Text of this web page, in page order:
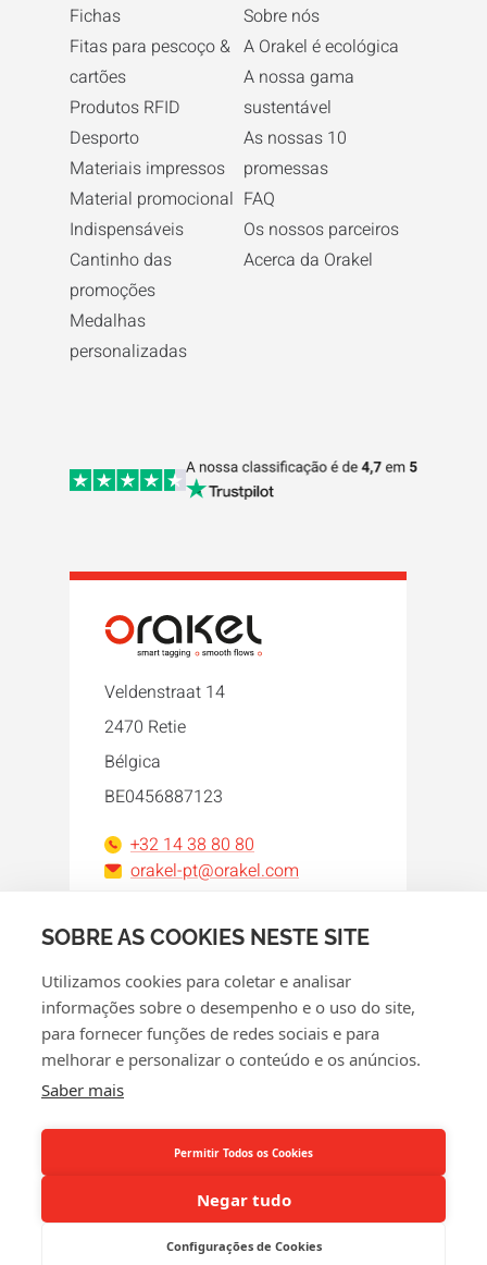
SOBRE AS COOKIES NESTE SITE
Utilizamos cookies para coletar e analisar
informações sobre o desempenho e o uso do site,
para fornecer funções de redes sociais e para
melhorar e personalizar o conteúdo e os anúncios.
Saber mais
Permitir Todos os Cookies
Negar tudo
Configurações de Cookies
Fichas
Fitas para pescoço &
cartões
Produtos RFID
Desporto
Materiais impressos
Material promocional
Indispensáveis
Cantinho das
promoções
Medalhas
personalizadas
Sobre nós
A Orakel é ecológica
A nossa gama
sustentável
As nossas 10
promessas
FAQ
Os nossos parceiros
Acerca da Orakel
Veldenstraat 14
2470 Retie
Bélgica
BE0456887123
+32 14 38 80 80
orakel-pt@orakel.com
Facebook
Instagram
LinkedInWhatsApp
YouTube
Política de cookies
Devoluções e reembolsos